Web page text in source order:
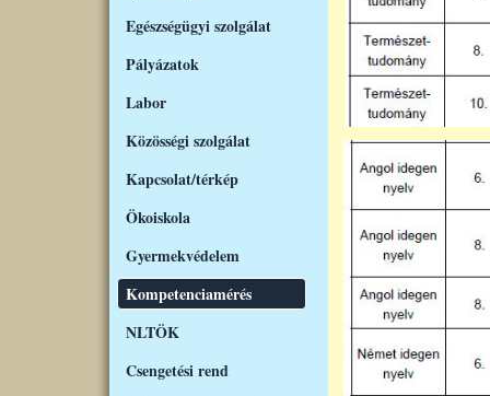
Egészségügyi szolgálat
Pályázatok
Labor
Közösségi szolgálat
Kapcsolat/térkép
Ökoiskola
Gyermekvédelem
Kompetenciamérés
NLTÖK
Csengetési rend